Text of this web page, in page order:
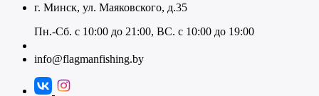
г. Минск, ул. Маяковского, д.35
Пн.-Сб. с 10:00 до 21:00, ВС. с 10:00 до 19:00
info@flagmanfishing.by